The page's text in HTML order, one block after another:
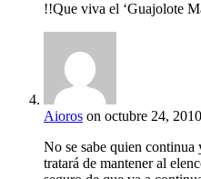
!!Que viva el ‘Guajolote
Aioros on octubre 24,
No se sabe quien
tratará de mantener al